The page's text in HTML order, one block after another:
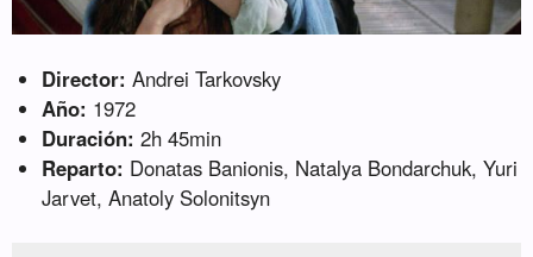
Director: Andrei Tarkovsky
Año: 1972
Duración: 2h 45min
Reparto: Donatas Banionis, Natalya Bondarchuk, Yuri
Jarvet, Anatoly Solonitsyn